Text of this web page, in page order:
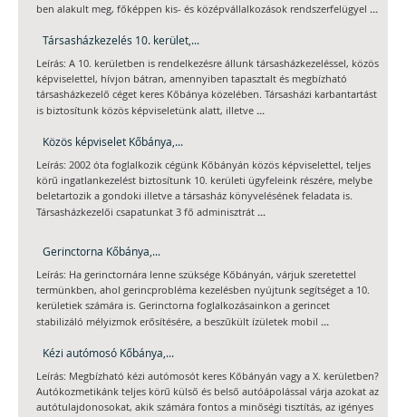
ben alakult meg, főképpen kis- és középvállalkozások rendszerfelügyel ...
Társasházkezelés 10. kerület,...
Leírás: A 10. kerületben is rendelkezésre állunk társasházkezeléssel, közös
képviselettel, hívjon bátran, amennyiben tapasztalt és megbízható
társasházkezelő céget keres Kőbánya közelében. Társasházi karbantartást
is biztosítunk közös képviseletünk alatt, illetve ...
Közös képviselet Kőbánya,...
Leírás: 2002 óta foglalkozik cégünk Kőbányán közös képviselettel, teljes
körű ingatlankezelést biztosítunk 10. kerületi ügyfeleink részére, melybe
beletartozik a gondoki illetve a társasház könyvelésének feladata is.
Társasházkezelői csapatunkat 3 fő adminisztrát ...
Gerinctorna Kőbánya,...
Leírás: Ha gerinctornára lenne szüksége Kőbányán, várjuk szeretettel
termünkben, ahol gerincprobléma kezelésben nyújtunk segítséget a 10.
kerületiek számára is. Gerinctorna foglalkozásainkon a gerincet
stabilizáló mélyizmok erősítésére, a beszűkült ízületek mobil ...
Kézi autómosó Kőbánya,...
Leírás: Megbízható kézi autómosót keres Kőbányán vagy a X. kerületben?
Autókozmetikánk teljes körű külső és belső autóápolással várja azokat az
autótulajdonosokat, akik számára fontos a minőségi tisztítás, az igényes